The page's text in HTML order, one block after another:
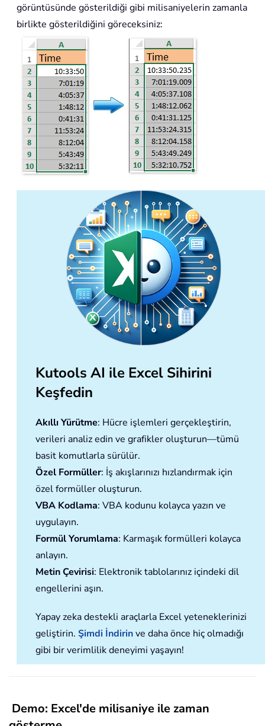
görüntüsünde gösterildiği gibi milisaniyelerin zamanla
birlikte gösterildiğini göreceksiniz:
Kutools AI ile Excel Sihirini
Keşfedin
Akıllı Yürütme: Hücre işlemleri gerçekleştirin,
verileri analiz edin ve grafikler oluşturun—tümü
basit komutlarla sürülür.
Özel Formüller: İş akışlarınızı hızlandırmak için
özel formüller oluşturun.
VBA Kodlama: VBA kodunu kolayca yazın ve
uygulayın.
Formül Yorumlama: Karmaşık formülleri kolayca
anlayın.
Metin Çevirisi: Elektronik tablolarınız içindeki dil
engellerini aşın.
Yapay zeka destekli araçlarla Excel yeteneklerinizi
geliştirin. Şimdi İndirinve daha önce hiç olmadığı
gibi bir verimlilik deneyimi yaşayın!
Demo: Excel'de milisaniye ile zaman